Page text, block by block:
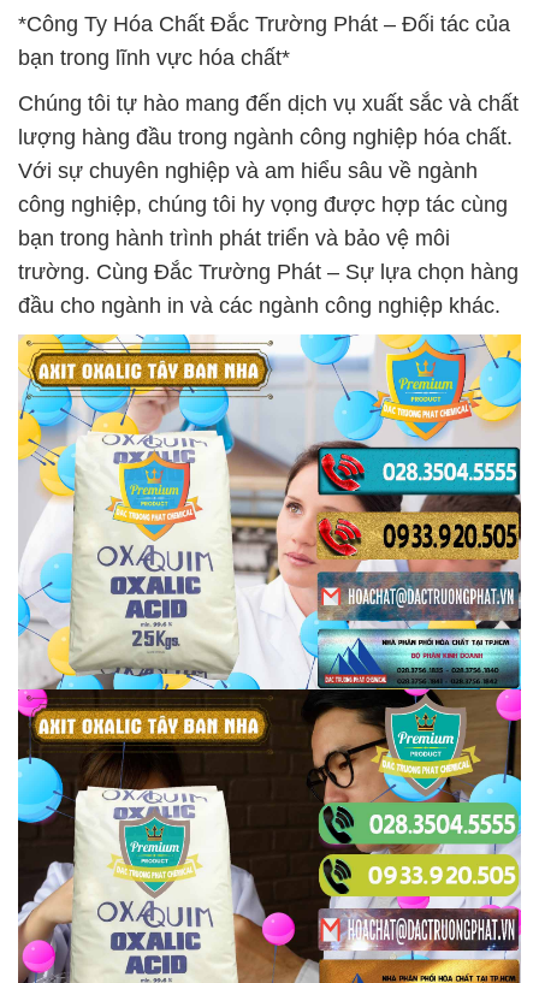
*Công Ty Hóa Chất Đắc Trường Phát – Đối tác của
bạn trong lĩnh vực hóa chất*
Chúng tôi tự hào mang đến dịch vụ xuất sắc và chất
lượng hàng đầu trong ngành công nghiệp hóa chất.
Với sự chuyên nghiệp và am hiểu sâu về ngành
công nghiệp, chúng tôi hy vọng được hợp tác cùng
bạn trong hành trình phát triển và bảo vệ môi
trường. Cùng Đắc Trường Phát – Sự lựa chọn hàng
đầu cho ngành in và các ngành công nghiệp khác.